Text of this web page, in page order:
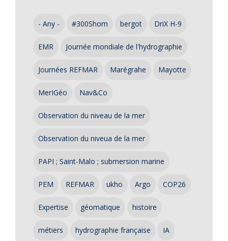
- Any - #300Shom bergot DriX H-9
EMR Journée mondiale de l'hydrographie
Journées REFMAR Marégrahe Mayotte
MerIGéo Nav&Co
Observation du niveau de la mer
Observation du niveua de la mer
PAPI ; Saint-Malo ; submersion marine
PEM REFMAR ukho Argo COP26
Expertise géomatique histoire
métiers hydrographie française IA